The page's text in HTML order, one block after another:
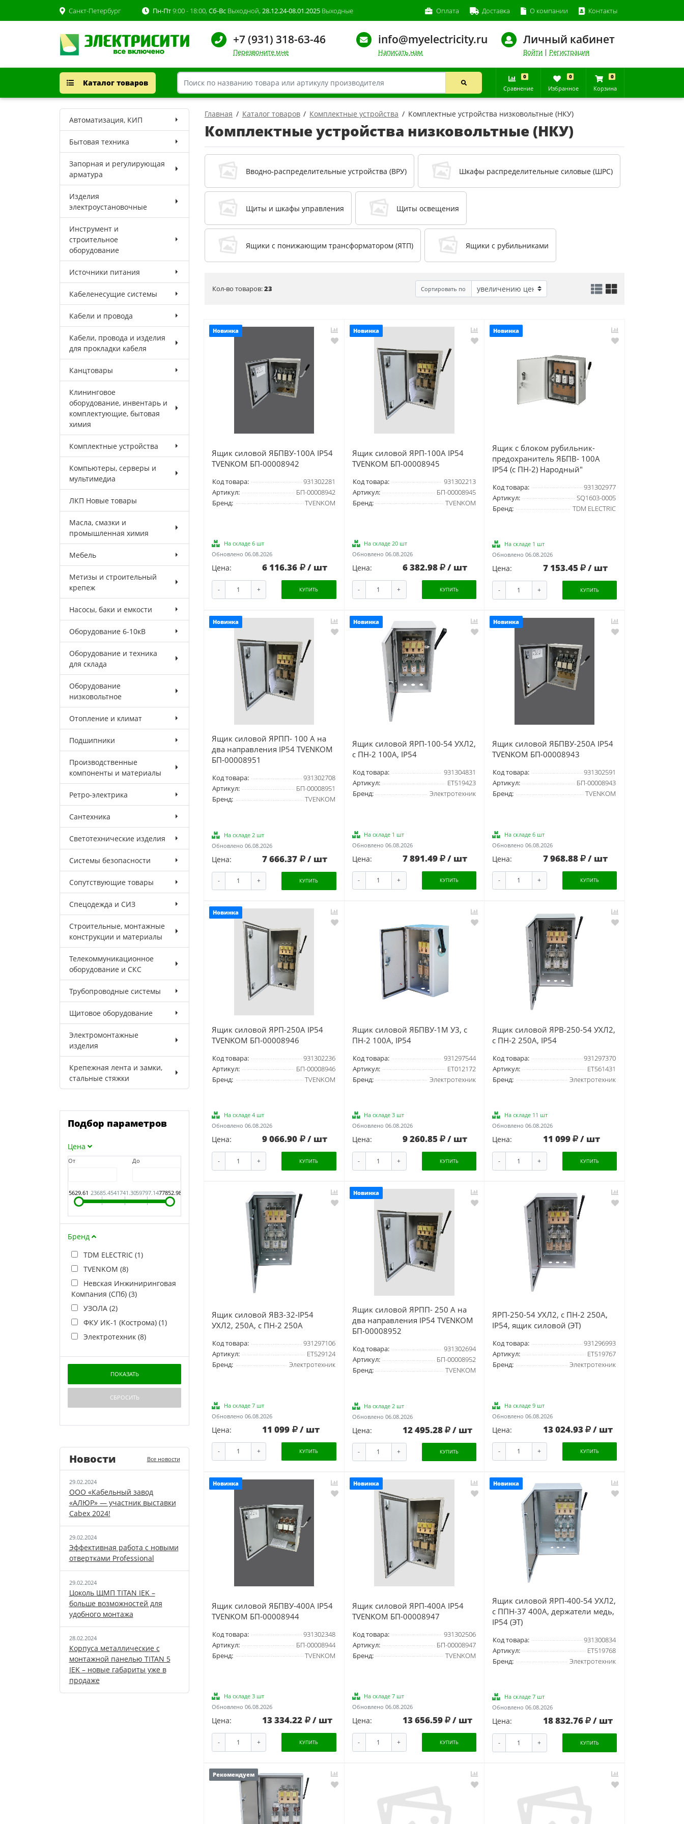
Санкт-Петербург Пн-Пт9:00 - 18:00, Сб-Вс Выходной, 28.12.24-08.01.2025 Выходные Оплата Доставка О компании Контакты
+7 (931) 318-63-46
Перезвоните мне
info@myelectricity.ru
Написать нам
Личный кабинет
Войти | Регистрация
Каталог товаров
0
Сравнение
0
Избранное
0
Корзина
Главная Каталог товаров Комплектные устройства Комплектные устройства низковольтные (НКУ)
Комплектные устройства низковольтные (НКУ)
Вводно-распределительные устройства (ВРУ) Шкафы распределительные силовые (ШРС)
Щиты и шкафы управления Щиты освещения
Ящики с понижающим трансформатором (ЯТП) Ящики с рубильниками
Кол-во товаров:23 Сортировать по
Новинка
Ящик силовой ЯБПВУ-100А IP54
TVENKOM БП-00008942
Код товара:
931302281
Артикул:
БП-00008942
Бренд:
TVENKOM
На складе 6 шт
Обновлено 06.08.2026
Цена: 6 116.36 / шт
- + КУПИТЬ
Новинка
Ящик силовой ЯРП-100А IP54
TVENKOM БП-00008945
Код товара:
931302213
Артикул:
БП-00008945
Бренд:
TVENKOM
На складе 20 шт
Обновлено 06.08.2026
Цена: 6 382.98 / шт
- + КУПИТЬ
Новинка
Ящик с блоком рубильник-
предохранитель ЯБПВ- 100А
IP54 (с ПН-2) Народный"
Код товара:
931302977
Артикул:
SQ1603-0005
Бренд:
TDM ELECTRIC
На складе 1 шт
Обновлено 06.08.2026
Цена: 7 153.45 / шт
- + КУПИТЬ
Новинка
Ящик силовой ЯРПП- 100 А на
два направления IP54 TVENKOM
БП-00008951
Код товара:
931302708
Артикул:
БП-00008951
Бренд:
TVENKOM
На складе 2 шт
Обновлено 06.08.2026
Цена: 7 666.37 / шт
- + КУПИТЬ
Новинка
Ящик силовой ЯРП-100-54 УХЛ2,
с ПН-2 100А, IP54
Код товара:
931304831
Артикул:
ET519423
Бренд:
Электротехник
На складе 1 шт
Обновлено 06.08.2026
Цена: 7 891.49 / шт
- + КУПИТЬ
Новинка
Ящик силовой ЯБПВУ-250А IP54
TVENKOM БП-00008943
Код товара:
931302591
Артикул:
БП-00008943
Бренд:
TVENKOM
На складе 6 шт
Обновлено 06.08.2026
Цена: 7 968.88 / шт
- + КУПИТЬ
Новинка
Ящик силовой ЯРП-250А IP54
TVENKOM БП-00008946
Код товара:
931302236
Артикул:
БП-00008946
Бренд:
TVENKOM
На складе 4 шт
Обновлено 06.08.2026
Цена: 9 066.90 / шт
- + КУПИТЬ
Ящик силовой ЯБПВУ-1М У3, с
ПН-2 100А, IP54
Код товара:
931297544
Артикул:
ET012172
Бренд:
Электротехник
На складе 3 шт
Обновлено 06.08.2026
Цена: 9 260.85 / шт
- + КУПИТЬ
Ящик силовой ЯРВ-250-54 УХЛ2,
с ПН-2 250А, IP54
Код товара:
931297370
Артикул:
ET561431
Бренд:
Электротехник
На складе 11 шт
Обновлено 06.08.2026
Цена: 11 099 / шт
- + КУПИТЬ
Ящик силовой ЯВЗ-32-IP54
УХЛ2, 250А, с ПН-2 250А
Код товара:
931297106
Артикул:
ET529124
Бренд:
Электротехник
На складе 7 шт
Обновлено 06.08.2026
Цена: 11 099 / шт
- + КУПИТЬ
Новинка
Ящик силовой ЯРПП- 250 А на
два направления IP54 TVENKOM
БП-00008952
Код товара:
931302694
Артикул:
БП-00008952
Бренд:
TVENKOM
На складе 2 шт
Обновлено 06.08.2026
Цена: 12 495.28 / шт
- + КУПИТЬ
ЯРП-250-54 УХЛ2, с ПН-2 250А,
IP54, ящик силовой (ЭТ)
Код товара:
931296993
Артикул:
ET519767
Бренд:
Электротехник
На складе 9 шт
Обновлено 06.08.2026
Цена: 13 024.93 / шт
- + КУПИТЬ
Новинка
Ящик силовой ЯБПВУ-400А IP54
TVENKOM БП-00008944
Код товара:
931302348
Артикул:
БП-00008944
Бренд:
TVENKOM
На складе 3 шт
Обновлено 06.08.2026
Цена: 13 334.22 / шт
- + КУПИТЬ
Новинка
Ящик силовой ЯРП-400А IP54
TVENKOM БП-00008947
Код товара:
931302506
Артикул:
БП-00008947
Бренд:
TVENKOM
На складе 7 шт
Обновлено 06.08.2026
Цена: 13 656.59 / шт
- + КУПИТЬ
Новинка
Ящик силовой ЯРП-400-54 УХЛ2,
с ППН-37 400А, держатели медь,
IP54 (ЭТ)
Код товара:
931300834
Артикул:
ET519768
Бренд:
Электротехник
На складе 7 шт
Обновлено 06.08.2026
Цена: 18 832.76 / шт
- + КУПИТЬ
Рекомендуем
Автоматизация, КИП
Бытовая техника
Запорная и регулирующая
арматура
Изделия
электроустановочные
Инструмент и
строительное
оборудование
Источники питания
Кабеленесущие системы
Кабели и провода
Кабели, провода и изделия
для прокладки кабеля
Канцтовары
Клининговое
оборудование, инвентарь и
комплектующие, бытовая
химия
Комплектные устройства
Компьютеры, серверы и
мультимедиа
ЛКП Новые товары
Масла, смазки и
промышленная химия
Мебель
Метизы и строительный
крепеж
Насосы, баки и емкости
Оборудование 6-10кВ
Оборудование и техника
для склада
Оборудование
низковольтное
Отопление и климат
Подшипники
Производственные
компоненты и материалы
Ретро-электрика
Сантехника
Светотехнические изделия
Системы безопасности
Сопутствующие товары
Спецодежда и СИЗ
Строительные, монтажные
конструкции и материалы
Телекоммуникационное
оборудование и СКС
Трубопроводные системы
Щитовое оборудование
Электромонтажные
изделия
Крепежная лента и замки,
стальные стяжки
Подбор параметров
Цена
От До
5629.61 23685.4541741.3059797.1477852.98
Бренд
TDM ELECTRIC (1)
TVENKOM (8)
Невская Инжиниринговая
Компания (СПб) (3)
УЗОЛА (2)
ФКУ ИК-1 (Кострома) (1)
Электротехник (8)
Новости Все новости
29.02.2024
ООО «Кабельный завод
«АЛЮР» — участник выставки
Cabex 2024!
29.02.2024
Эффективная работа с новыми
отвертками Professional
29.02.2024
Цоколь ЩМП TITAN IEK –
больше возможностей для
удобного монтажа
28.02.2024
Корпуса металлические с
монтажной панелью TITAN 5
IEK – новые габариты уже в
продаже